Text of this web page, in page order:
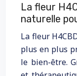
La fleur
naturelle
La fleur
plus en plus
le bien-être.